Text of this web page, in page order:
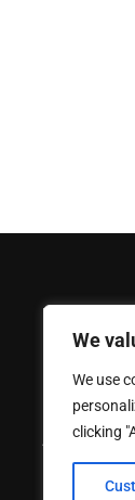
We
We use
clicking
FERPASA
Empresa
Noticias
Política de
Aviso legal